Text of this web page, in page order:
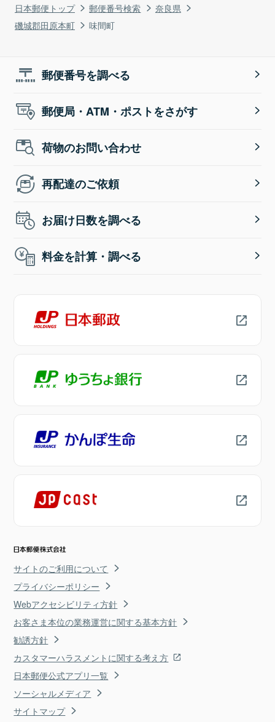
日本郵便トップ 郵便番号検索
奈良県
磯城郡田原本町
味間町
郵便番号を調べる
郵便局・ATM・ポストをさがす
荷物のお問い合わせ
再配達のご依頼
お届け日数を調べる
料金を計算・調べる
サイトのご利用について
プライバシーポリシー
Webアクセシビリティ方針
お客さま本位の業務運営に関する基本方針
勧誘方針
カスタマーハラスメントに関する考え方
日本郵便公式アプリ一覧
ソーシャルメディア
サイトマップ